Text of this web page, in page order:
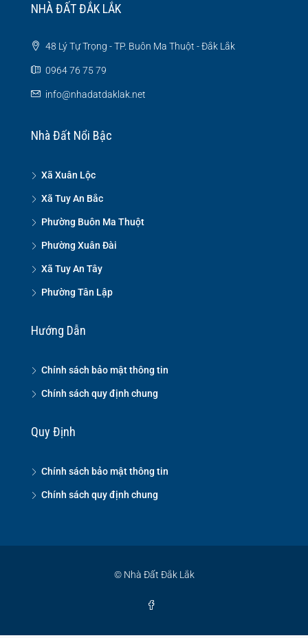
NHÀ ĐẤT ĐẮK LẮK
48 Lý Tự Trọng - TP. Buôn Ma Thuột - Đắk Lắk
0964 76 75 79
info@nhadatdaklak.net
Nhà Đất Nổi Bậc
Xã Xuân Lộc
Xã Tuy An Bắc
Phường Buôn Ma Thuột
Phường Xuân Đài
Xã Tuy An Tây
Phường Tân Lập
Hướng Dẫn
Chính sách bảo mật thông tin
Chính sách quy định chung
Quy Định
Chính sách bảo mật thông tin
Chính sách quy định chung
© Nhà Đất Đắk Lắk